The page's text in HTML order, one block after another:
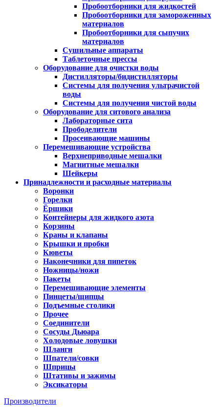
Пробоотборники для жидкостей
Пробоотборники для замороженных
материалов
Пробоотборники для сыпучих
материалов
Сушильные аппараты
Таблеточные прессы
Оборудование для очистки воды
Дистилляторы/бидистилляторы
Системы для получения ультрачистой
воды
Системы для получения чистой воды
Оборудование для ситового анализа
Лабораторные сита
Прободелители
Просеивающие машины
Перемешивающие устройства
Верхнеприводные мешалки
Магнитные мешалки
Шейкеры
Принадлежности и расходные материалы
Воронки
Горелки
Ёршики
Контейнеры для жидкого азота
Корзины
Краны и клапаны
Крышки и пробки
Кюветы
Наконечники для пипеток
Ножницы/ножи
Пакеты
Перемешивающие элементы
Пинцеты/щипцы
Подъемные столики
Прочее
Соединители
Сосуды Дьюара
Холодовые ловушки
Шланги
Шпатели/совки
Шприцы
Штативы и зажимы
Эксикаторы
Производители